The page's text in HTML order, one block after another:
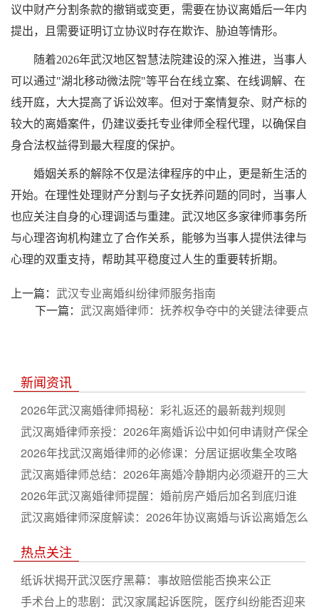
议中财产分割条款的撤销或变更，需要在协议离婚后一年内
提出，且需要证明订立协议时存在欺诈、胁迫等情形。
随着2026年武汉地区智慧法院建设的深入推进，当事人
可以通过"湖北移动微法院"等平台在线立案、在线调解、在
线开庭，大大提高了诉讼效率。但对于案情复杂、财产标的
较大的离婚案件，仍建议委托专业律师全程代理，以确保自
身合法权益得到最大程度的保护。
婚姻关系的解除不仅是法律程序的中止，更是新生活的
开始。在理性处理财产分割与子女抚养问题的同时，当事人
也应关注自身的心理调适与重建。武汉地区多家律师事务所
与心理咨询机构建立了合作关系，能够为当事人提供法律与
心理的双重支持，帮助其平稳度过人生的重要转折期。
上一篇： 武汉专业离婚纠纷律师服务指南
武汉离婚律师：抚养权争夺中的关键法律要点
下一篇：
新闻资讯
2026年武汉离婚律师揭秘：彩礼返还的最新裁判规则
武汉离婚律师亲授：2026年离婚诉讼中如何申请财产保全
2026年找武汉离婚律师的必修课：分居证据收集全攻略
武汉离婚律师总结：2026年离婚冷静期内必须避开的三大
坑
2026年武汉离婚律师提醒：婚前房产婚后加名到底归谁
武汉离婚律师深度解读：2026年协议离婚与诉讼离婚怎么
热点关注
纸诉状揭开武汉医疗黑幕：事故赔偿能否换来公正
手术台上的悲剧：武汉家属起诉医院，医疗纠纷能否迎来